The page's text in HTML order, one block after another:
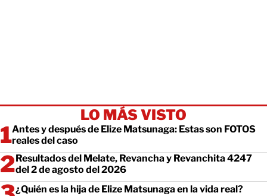
LO MÁS VISTO
Antes y después de Elize Matsunaga: Estas son FOTOS
reales del caso
Resultados del Melate, Revancha y Revanchita 4247
del 2 de agosto del 2026
¿Quién es la hija de Elize Matsunaga en la vida real?